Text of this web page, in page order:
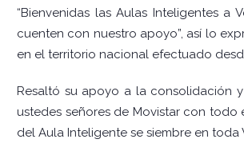
“Bienvenidas las Aulas Inteligentes
cuenten con nuestro apoyo”, así lo
en el territorio nacional efectuado
Resaltó su apoyo a la consolidación
ustedes señores de Movistar con
del Aula Inteligente se siembre en toda